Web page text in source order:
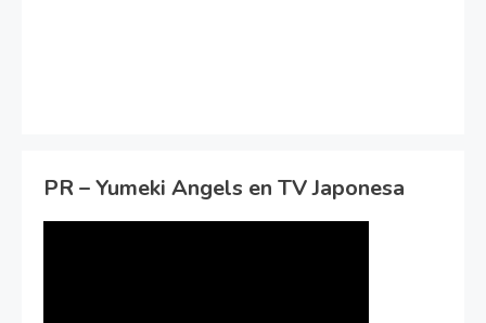
PR – Yumeki Angels en TV Japonesa